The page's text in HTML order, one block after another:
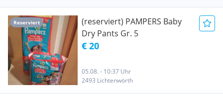
Reserviert
(reserviert) PAMPERS Baby
Dry Pants Gr. 5
€ 20
05.08. - 10:37 Uhr
2493 Lichtenwörth